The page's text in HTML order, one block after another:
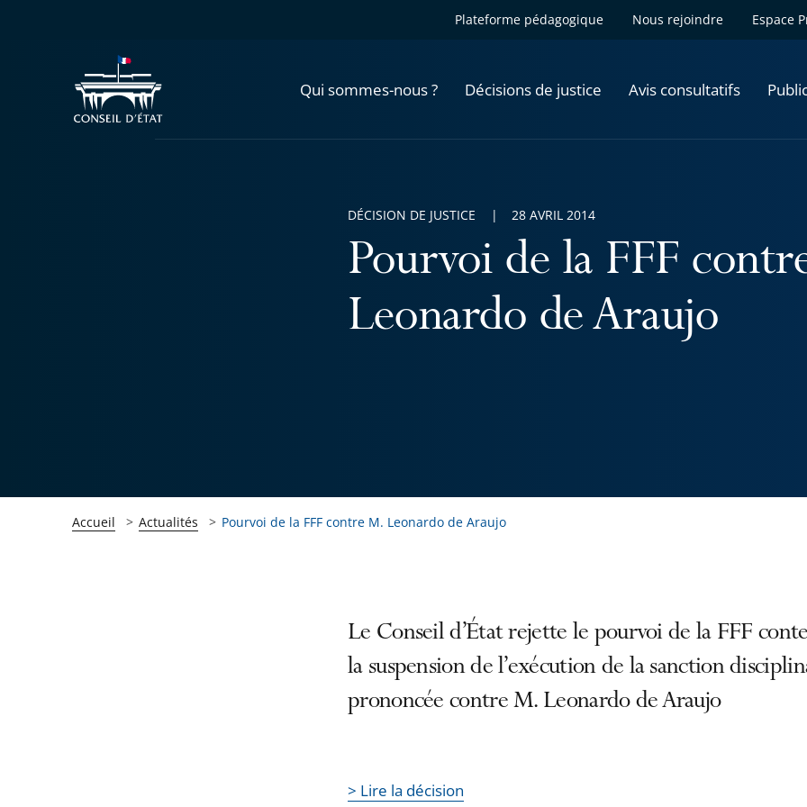
Plateforme pédagogique Nous rejoindre Espace
Qui sommes-nous ? Décisions de justice Avis consultatifs
Pourvoi de la FFF
Leonardo de Araujo
DÉCISION DE JUSTICE 28 AVRIL 2014
Accueil Actualités Pourvoi de la FFF contre M. Leonardo de Araujo
Le Conseil d’État rejette le pourvoi de la FFF
la suspension de l’exécution de la sanction
prononcée contre M. Leonardo de Araujo
> Lire la décision